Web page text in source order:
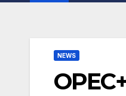
NEWS